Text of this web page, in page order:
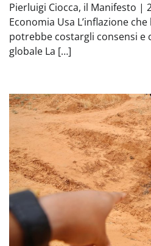
Pierluigi Ciocca, il Manifesto |
Economia Usa L’inflazione
potrebbe costargli consensi e
globale La […]